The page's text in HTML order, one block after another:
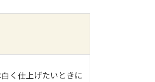
く仕上げたいときに